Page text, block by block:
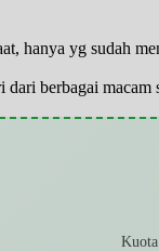
hanya yg sudah
berbagai